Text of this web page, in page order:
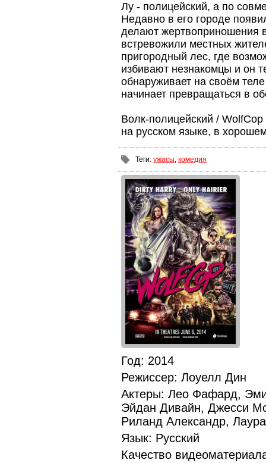
Лу - полицейский, а по
Недавно в его городе
делают жертвоприношения
встревожили местных
пригородный лес, где
избивают незнакомцы и он
обнаруживает на своём
начинает превращаться в
Волк-полицейский /
на русском языке, в
Теги: ужасы, комедия
Год: 2014
Режиссер: Лоуелл Дин
Актеры: Лео Фафард,
Эйдан Дивайн, Джесси
Риланд Александр,
Язык: Русский
Качество